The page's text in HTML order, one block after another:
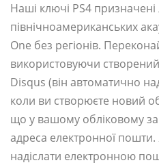
Наші ключі PS4
північноамериканських
One без регіонів.
використовуючи
Disqus (він автоматично
коли ви створюєте новий
що у вашому обліковому
адреса електронної
надіслати електронною